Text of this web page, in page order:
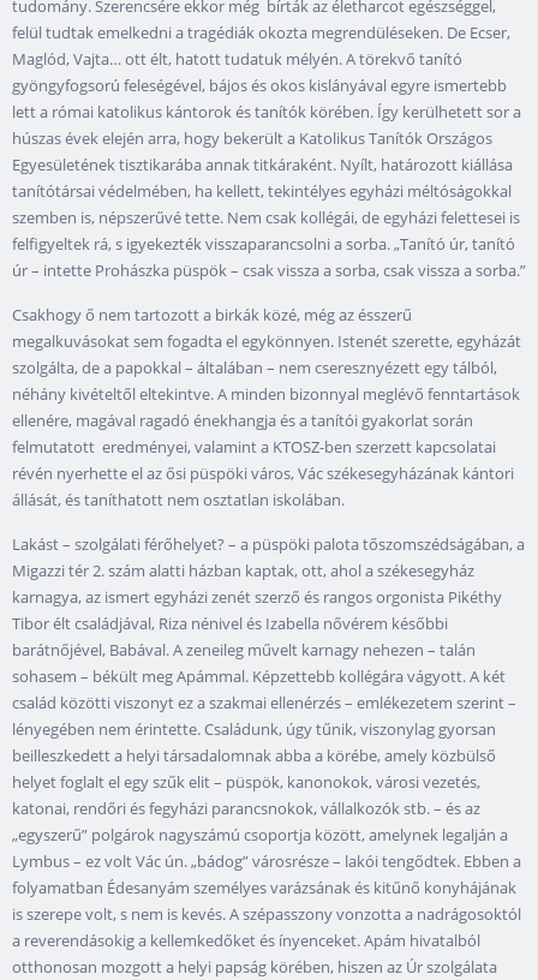
tudomány. Szerencsére ekkor még bírták az életharcot egészséggel,
felül tudtak emelkedni a tragédiák okozta megrendüléseken. De Ecser,
Maglód, Vajta… ott élt, hatott tudatuk mélyén. A törekvő tanító
gyöngyfogsorú feleségével, bájos és okos kislányával egyre ismertebb
lett a római katolikus kántorok és tanítók körében. Így kerülhetett sor a
húszas évek elején arra, hogy bekerült a Katolikus Tanítók Országos
Egyesületének tisztikarába annak titkáraként. Nyílt, határozott kiállása
tanítótársai védelmében, ha kellett, tekintélyes egyházi méltóságokkal
szemben is, népszerűvé tette. Nem csak kollégái, de egyházi felettesei is
felfigyeltek rá, s igyekezték visszaparancsolni a sorba. „Tanító úr, tanító
úr – intette Prohászka püspök – csak vissza a sorba, csak vissza a sorba.”
Csakhogy ő nem tartozott a birkák közé, még az ésszerű
megalkuvásokat sem fogadta el egykönnyen. Istenét szerette, egyházát
szolgálta, de a papokkal – általában – nem cseresznyézett egy tálból,
néhány kivételtől eltekintve. A minden bizonnyal meglévő fenntartások
ellenére, magával ragadó énekhangja és a tanítói gyakorlat során
felmutatott eredményei, valamint a KTOSZ-ben szerzett kapcsolatai
révén nyerhette el az ősi püspöki város, Vác székesegyházának kántori
állását, és taníthatott nem osztatlan iskolában.
Lakást – szolgálati férőhelyet? – a püspöki palota tőszomszédságában, a
Migazzi tér 2. szám alatti házban kaptak, ott, ahol a székesegyház
karnagya, az ismert egyházi zenét szerző és rangos orgonista Pikéthy
Tibor élt családjával, Riza nénivel és Izabella nővérem későbbi
barátnőjével, Babával. A zeneileg művelt karnagy nehezen – talán
sohasem – békült meg Apámmal. Képzettebb kollégára vágyott. A két
család közötti viszonyt ez a szakmai ellenérzés – emlékezetem szerint –
lényegében nem érintette. Családunk, úgy tűnik, viszonylag gyorsan
beilleszkedett a helyi társadalomnak abba a körébe, amely közbülső
helyet foglalt el egy szűk elit – püspök, kanonokok, városi vezetés,
katonai, rendőri és fegyházi parancsnokok, vállalkozók stb. – és az
„egyszerű” polgárok nagyszámú csoportja között, amelynek legalján a
Lymbus – ez volt Vác ún. „bádog” városrésze – lakói tengődtek. Ebben a
folyamatban Édesanyám személyes varázsának és kitűnő konyhájának
is szerepe volt, s nem is kevés. A szépasszony vonzotta a nadrágosoktól
a reverendásokig a kellemkedőket és ínyenceket. Apám hivatalból
otthonosan mozgott a helyi papság körében, hiszen az Úr szolgálata